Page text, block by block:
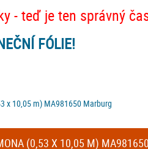
- teď je ten správný
FÓLIE!
x 10,05 m) MA981650 Marburg
(0,53 X 10,05 M)